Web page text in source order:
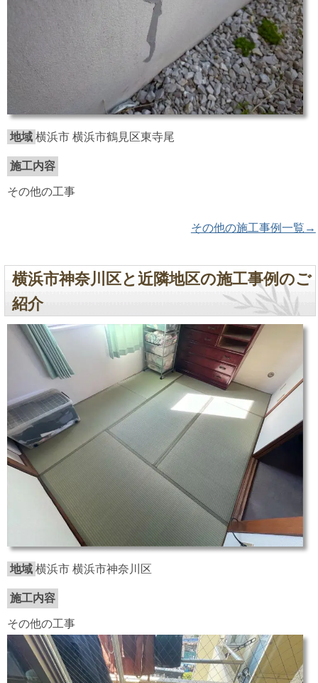
地域 横浜市 横浜市鶴見区東寺尾
施工内容
その他の工事
その他の施工事例一覧→
横浜市神奈川区と近隣地区の施工事例のご
紹介
地域 横浜市 横浜市神奈川区
施工内容
その他の工事